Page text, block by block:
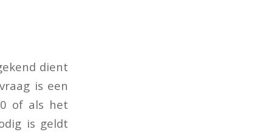
dient
is een
of als het
is geldt